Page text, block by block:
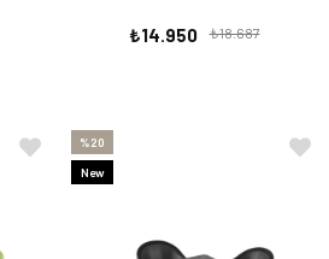
₺14.950 ₺18.687
%20
New